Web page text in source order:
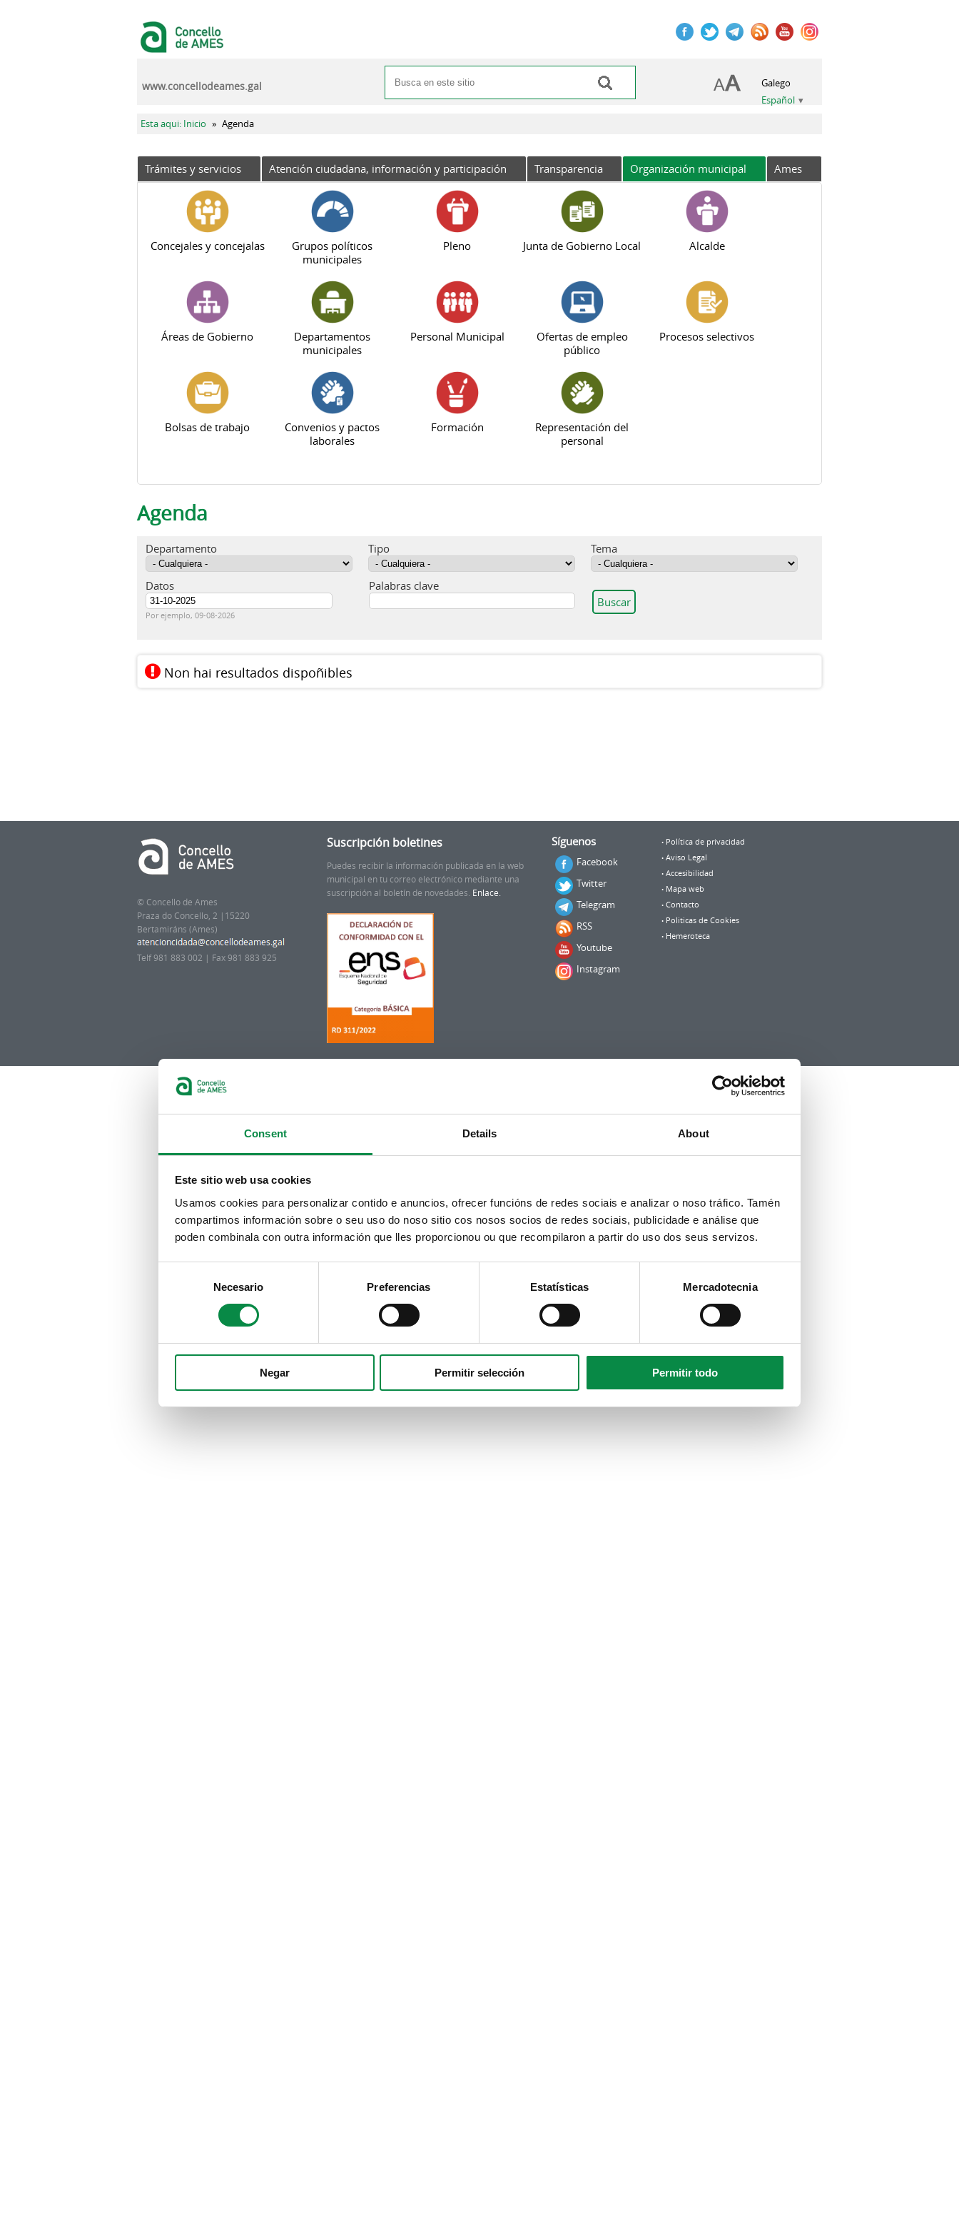
Consent Details About
Este sitio web usa cookies
Usamos cookies para personalizar contido e anuncios, ofrecer funcións de redes sociais e analizar o noso tráfico. Tamén
compartimos información sobre o seu uso do noso sitio cos nosos socios de redes sociais, publicidade e análise que
poden combinala con outra información que lles proporcionou ou que recompilaron a partir do uso dos seus servizos.
Necesario Preferencias Estatísticas Mercadotecnia
Negar Permitir selección Permitir todo
Formulario de búsqueda
Buscar
Galego
Español
www.concellodeames.gal
Se encuentra usted aquí
Esta aqui: Inicio » Agenda
Trámites y servicios Atención ciudadana, información y participación Transparencia Organización municipal Ames
Concejales y concejalas
Grupos políticos
municipales
Pleno Junta de Gobierno Local Alcalde
Áreas de Gobierno
Departamentos
municipales
Personal Municipal
Ofertas de empleo
público
Procesos selectivos
Bolsas de trabajo
Convenios y pactos
laborales
Formación
Representación del
personal
Agenda
Departamento Tipo Tema
Datos
Fecha
Por ejemplo, 09-08-2026
Palabras clave
Non hai resultados dispoñibles
© Concello de Ames
Praza do Concello, 2 |15220
Bertamiráns (Ames)
Telf 981 883 002 | Fax 981 883 925
Suscripción boletines
Puedes recibir la información publicada en la web
municipal en tu correo electrónico mediante una
suscripción al boletín de novedades. Enlace.
Síguenos
Facebook
Twitter
Telegram
RSS
Youtube
Instagram
Política de privacidad
Aviso Legal
Accesibilidad
Mapa web
Contacto
Politicas de Cookies
Hemeroteca